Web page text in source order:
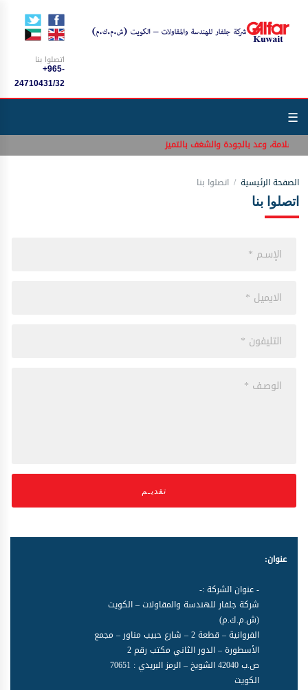
اتصلوا بنا
+965-
24710431/32
☰
وعد بالجودة والشغف بالتميز
الصفحة الرئيسية اتصلوا بنا
اتصلوا بنا
تقديـم
عنوان:
- عنوان الشركة :-
شركة جلفار للهندسة والمقاولات – الكويت
(ش.م.ك.م)
الفروانية – قطعة 2 – شارع حبيب مناور – مجمع
الأسطورة – الدور الثاني مكتب رقم 2
ص.ب 42040 الشويخ – الرمز البريدي : 70651
الكويت